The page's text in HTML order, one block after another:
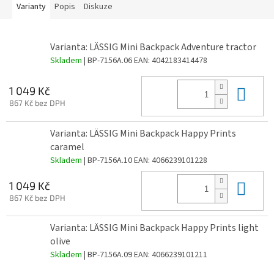
Varianty Popis Diskuze
Varianta: LÄSSIG Mini Backpack Adventure tractor
Skladem | BP-7156A.06EAN: 4042183414478
1 049 Kč
867 Kč bez DPH
Varianta: LÄSSIG Mini Backpack Happy Prints
caramel
Skladem | BP-7156A.10EAN: 4066239101228
1 049 Kč
867 Kč bez DPH
Varianta: LÄSSIG Mini Backpack Happy Prints light
olive
Skladem | BP-7156A.09EAN: 4066239101211